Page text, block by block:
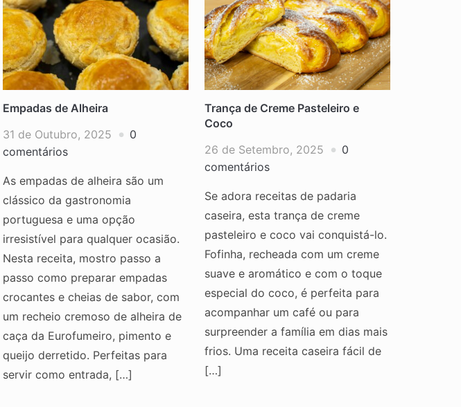
Empadas de Alheira
31 de Outubro, 2025
0
comentários
As empadas de alheira são um
clássico da gastronomia
portuguesa e uma opção
irresistível para qualquer ocasião.
Nesta receita, mostro passo a
passo como preparar empadas
crocantes e cheias de sabor, com
um recheio cremoso de alheira de
caça da Eurofumeiro, pimento e
queijo derretido. Perfeitas para
servir como entrada, […]
Trança de Creme Pasteleiro e
Coco
26 de Setembro, 2025
0
comentários
Se adora receitas de padaria
caseira, esta trança de creme
pasteleiro e coco vai conquistá-lo.
Fofinha, recheada com um creme
suave e aromático e com o toque
especial do coco, é perfeita para
acompanhar um café ou para
surpreender a família em dias mais
frios. Uma receita caseira fácil de
[…]